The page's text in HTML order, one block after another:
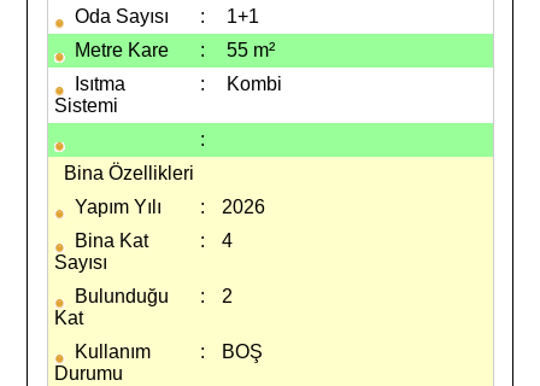
Oda Sayısı
:
1+1
Metre Kare
:
55 m²
Isıtma
Sistemi
: Kombi
:
Bina Özellikleri
Yapım Yılı
:
2026
Bina Kat
Sayısı
: 4
Bulunduğu
Kat
: 2
Kullanım
Durumu
: BOŞ